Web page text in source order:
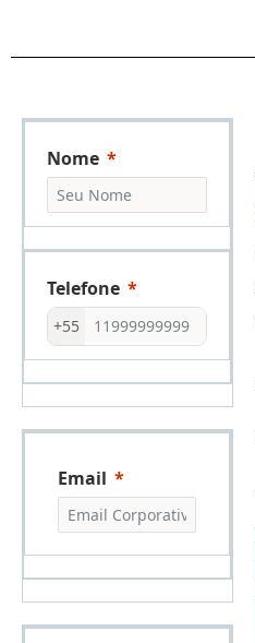
Nome
Telefone
+55
Email